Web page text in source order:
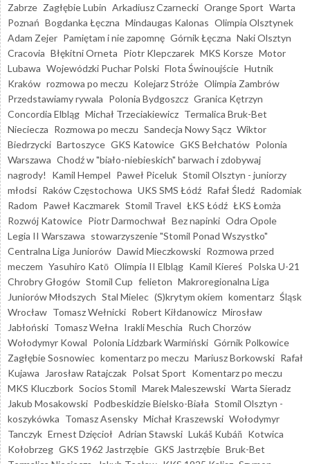
Zabrze Zagłębie Lubin Arkadiusz Czarnecki Orange Sport Warta
Poznań Bogdanka Łęczna Mindaugas Kalonas Olimpia Olsztynek
Adam Zejer Pamiętam i nie zapomnę Górnik Łęczna Naki Olsztyn
Cracovia Błękitni Orneta Piotr Klepczarek MKS Korsze Motor
Lubawa Wojewódzki Puchar Polski Flota Świnoujście Hutnik
Kraków rozmowa po meczu Kolejarz Stróże Olimpia Zambrów
Przedstawiamy rywala Polonia Bydgoszcz Granica Kętrzyn
Concordia Elbląg Michał Trzeciakiewicz Termalica Bruk-Bet
Nieciecza Rozmowa po meczu Sandecja Nowy Sącz Wiktor
Biedrzycki Bartoszyce GKS Katowice GKS Bełchatów Polonia
Warszawa Chodź w "biało-niebieskich" barwach i zdobywaj
nagrody!
Kamil Hempel Paweł Piceluk Stomil Olsztyn - juniorzy
młodsi Raków Częstochowa UKS SMS Łódź Rafał Śledź Radomiak
Radom Paweł Kaczmarek Stomil Travel ŁKS Łódź ŁKS Łomża
Rozwój Katowice Piotr Darmochwał Bez napinki Odra Opole
Legia II Warszawa stowarzyszenie "Stomil Ponad Wszystko"
Centralna Liga Juniorów Dawid Mieczkowski Rozmowa przed
meczem Yasuhiro Katō Olimpia II Elbląg Kamil Kiereś Polska U-21
Chrobry Głogów Stomil Cup felieton Makroregionalna Liga
Juniorów Młodszych Stal Mielec (S)krytym okiem komentarz Śląsk
Wrocław Tomasz Wełnicki Robert Kiłdanowicz Mirosław
Jabłoński Tomasz Wełna Irakli Meschia Ruch Chorzów
Wołodymyr Kowal Polonia Lidzbark Warmiński Górnik Polkowice
Zagłębie Sosnowiec komentarz po meczu Mariusz Borkowski Rafał
Kujawa
Jarosław Ratajczak Polsat Sport Komentarz po meczu
MKS Kluczbork Socios Stomil Marek Maleszewski Warta Sieradz
Jakub Mosakowski Podbeskidzie Bielsko-Biała Stomil Olsztyn -
koszykówka Tomasz Asensky Michał Kraszewski Wołodymyr
Tanczyk Ernest Dzięcioł Adrian Stawski Lukáš Kubáň Kotwica
Kołobrzeg GKS 1962 Jastrzębie GKS Jastrzębie Bruk-Bet